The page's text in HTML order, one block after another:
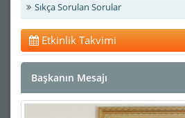
Sıkça Sorulan Sorular
Etkinlik Takvimi
Başkanın Mesajı